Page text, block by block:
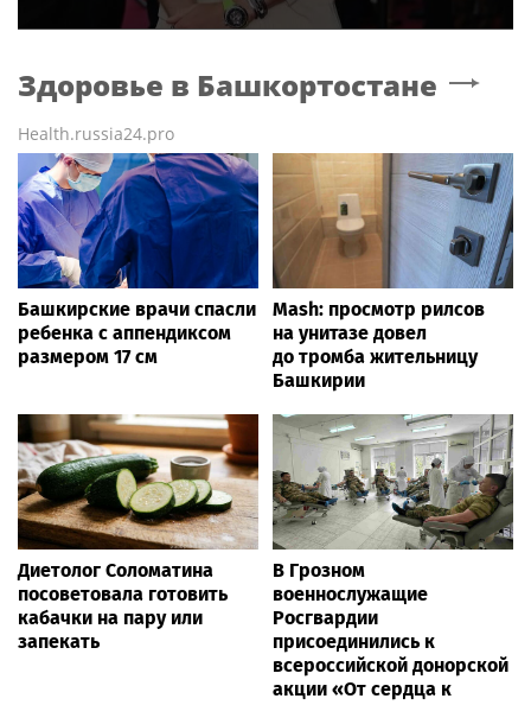
Здоровье в Башкортостане
Health.russia24.pro
Башкирские врачи спасли
ребенка с аппендиксом
размером 17 см
Mash: просмотр рилсов
на унитазе довел
до тромба жительницу
Башкирии
Диетолог Соломатина
посоветовала готовить
кабачки на пару или
запекать
В Грозном
военнослужащие
Росгвардии
присоединились к
всероссийской донорской
акции «От сердца к